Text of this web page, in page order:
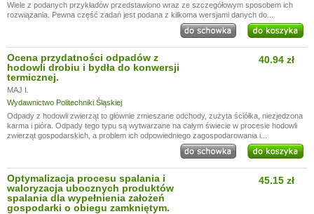
Wiele z podanych przykładów przedstawiono wraz ze szczegółowym sposobem ich
rozwiązania. Pewna część zadań jest podana z kilkoma wersjami danych do...
Ocena przydatności odpadów z
hodowli drobiu i bydła do konwersji
termicznej.
MAJ I.
Wydawnictwo Politechniki Śląskiej
40.94 zł
Odpady z hodowli zwierząt to głównie zmieszane odchody, zużyta ściółka, niezjedzona
karma i pióra. Odpady tego typu są wytwarzane na całym świecie w procesie hodowli
zwierząt gospodarskich, a problem ich odpowiedniego zagospodarowania i...
Optymalizacja procesu spalania i
waloryzacja ubocznych produktów
spalania dla wypełnienia założeń
gospodarki o obiegu zamkniętym.
45.15 zł